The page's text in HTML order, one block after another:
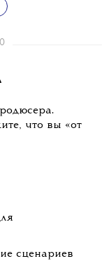
что вы «от
сценариев